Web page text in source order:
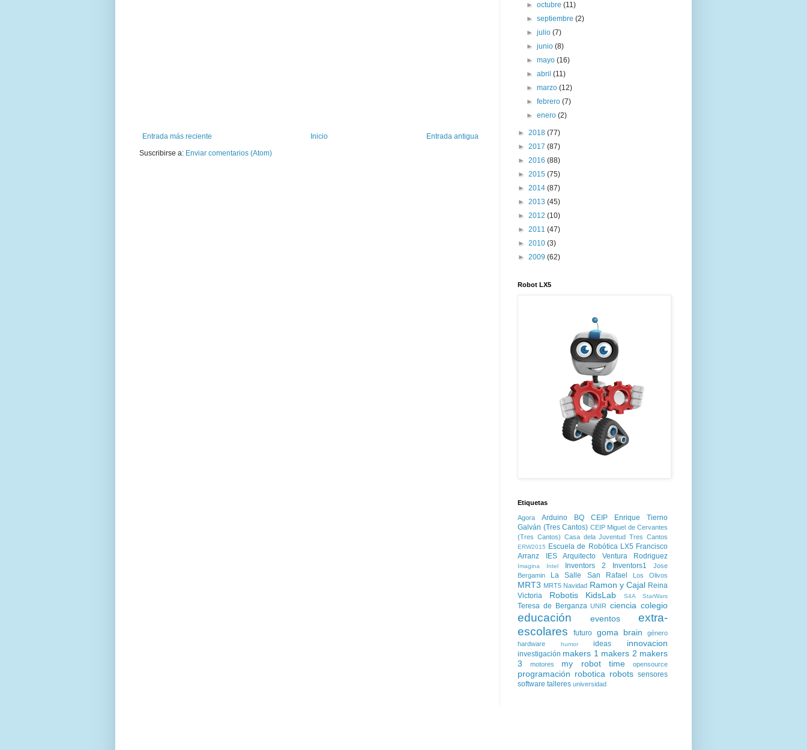
Entrada más reciente Entrada antigua
Inicio
Suscribirse a: Enviar comentarios (Atom)
►octubre(11)
►septiembre(2)
►julio(7)
►junio(8)
►mayo(16)
►abril(11)
►marzo(12)
►febrero(7)
►enero(2)
► 2018 (77)
► 2017 (87)
► 2016 (88)
► 2015 (75)
► 2014 (87)
► 2013 (45)
► 2012 (10)
► 2011 (47)
► 2010 (3)
► 2009 (62)
Robot LX5
Etiquetas
Agora Arduino BQ
CEIP Enrique Tierno
Galván (Tres Cantos) CEIP Miguel de Cervantes
(Tres Cantos) Casa dela Juventud Tres Cantos
ERW2015 Escuela de Robótica LX5 Francisco
Arranz
IES Arquitecto Ventura Rodriguez
Imagina Intel Inventors 2 Inventors1
Jose
Bergamin
La Salle San Rafael Los Olivos
MRT3 MRT5 Navidad Ramon y Cajal Reina
Victoria
Robotis KidsLab S4A StarWars
Teresa de Berganza UNIR ciencia colegio
educación eventos
extra-
escolares
futuro goma brain
género
hardware
humor ideas innovacion
investigación makers 1 makers 2 makers
3
motores my robot time opensource
programación robotica robots sensores
software talleres universidad